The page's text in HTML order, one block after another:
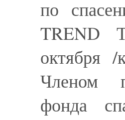
по
TREND
октября
Членом
фонда